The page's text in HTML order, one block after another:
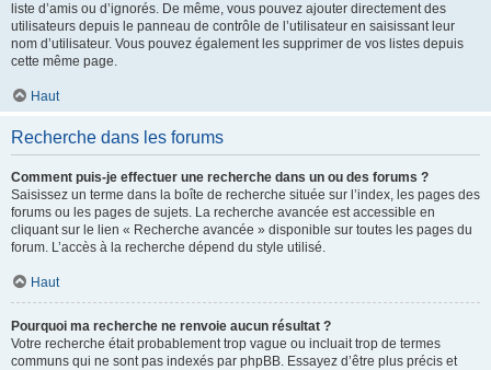
liste d’amis ou d’ignorés. De même, vous pouvez ajouter directement des
utilisateurs depuis le panneau de contrôle de l’utilisateur en saisissant leur
nom d’utilisateur. Vous pouvez également les supprimer de vos listes depuis
cette même page.
Haut
Recherche dans les forums
Comment puis-je effectuer une recherche dans un ou des forums ?
Saisissez un terme dans la boîte de recherche située sur l’index, les pages des
forums ou les pages de sujets. La recherche avancée est accessible en
cliquant sur le lien « Recherche avancée » disponible sur toutes les pages du
forum. L’accès à la recherche dépend du style utilisé.
Haut
Pourquoi ma recherche ne renvoie aucun résultat ?
Votre recherche était probablement trop vague ou incluait trop de termes
communs qui ne sont pas indexés par phpBB. Essayez d’être plus précis et